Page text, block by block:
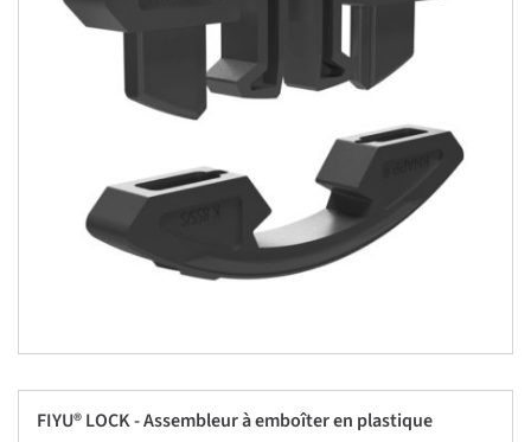
FIYU® LOCK - Assembleur à emboîter en plastique